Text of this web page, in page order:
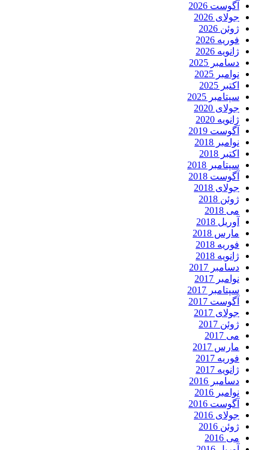
آگوست 2026
جولای 2026
ژوئن 2026
فوریه 2026
ژانویه 2026
دسامبر 2025
نوامبر 2025
اکتبر 2025
سپتامبر 2025
جولای 2020
ژانویه 2020
آگوست 2019
نوامبر 2018
اکتبر 2018
سپتامبر 2018
آگوست 2018
جولای 2018
ژوئن 2018
می 2018
آوریل 2018
مارس 2018
فوریه 2018
ژانویه 2018
دسامبر 2017
نوامبر 2017
سپتامبر 2017
آگوست 2017
جولای 2017
ژوئن 2017
می 2017
مارس 2017
فوریه 2017
ژانویه 2017
دسامبر 2016
نوامبر 2016
آگوست 2016
جولای 2016
ژوئن 2016
می 2016